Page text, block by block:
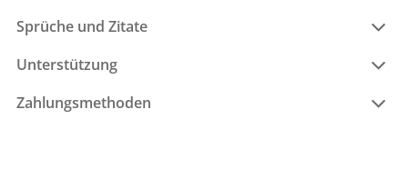
Sprüche und Zitate
Unterstützung
Zahlungsmethoden